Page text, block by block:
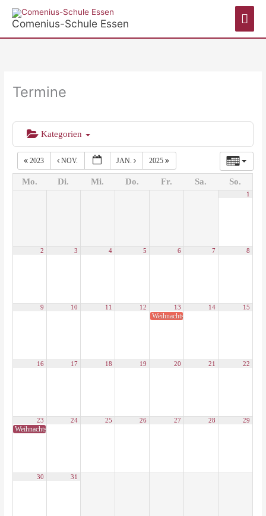
InhaltComenius-Schule Essen
Termine
Kategorien
2023 NOV. JAN. 2025
Mo. Di. Mi. Do. Fr. Sa. So.
1
2 3 4 5 6 7 8
9 10 11 12 13
Weihnachtsgottesdienst und -feier
14 15
16 17 18 19 20 21 22
23
Weihnachtsferien Nordrhein-Westfalen 2024
24 25 26 27 28 29
30 31